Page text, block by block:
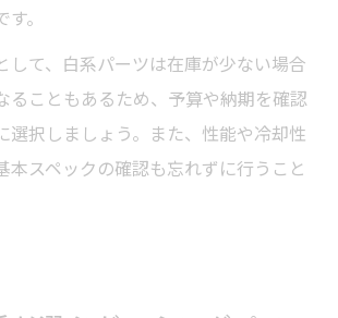
。
して、白系パーツは在庫が少ない場合
ることもあるため、予算や納期を確認
選択しましょう。また、性能や冷却性
本スペックの確認も忘れずに行うこと